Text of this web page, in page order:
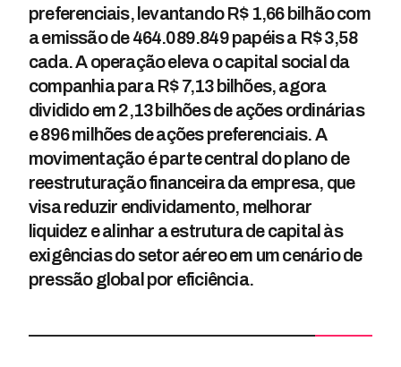
preferenciais, levantando R$ 1,66 bilhão com
a emissão de 464.089.849 papéis a R$ 3,58
cada. A operação eleva o capital social da
companhia para R$ 7,13 bilhões, agora
dividido em 2,13 bilhões de ações ordinárias
e 896 milhões de ações preferenciais. A
movimentação é parte central do plano de
reestruturação financeira da empresa, que
visa reduzir endividamento, melhorar
liquidez e alinhar a estrutura de capital às
exigências do setor aéreo em um cenário de
pressão global por eficiência.